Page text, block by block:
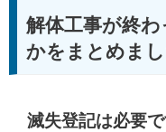
解体工事が終
かをまとめま
滅失登記は必要